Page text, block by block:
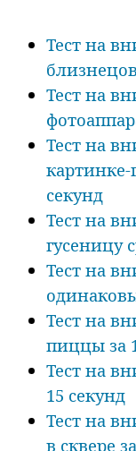
Тест на
Тест на
Тест на
картинке-
секунд
Тест на
гусеницу
Тест на
Тест на
пиццы за
Тест на
15 секунд
Тест на
в сквере